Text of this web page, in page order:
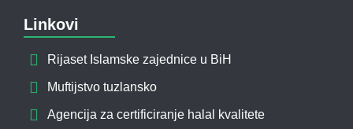
Linkovi
Rijaset Islamske zajednice u BiH
Muftijstvo tuzlansko
Agencija za certificiranje halal kvalitete